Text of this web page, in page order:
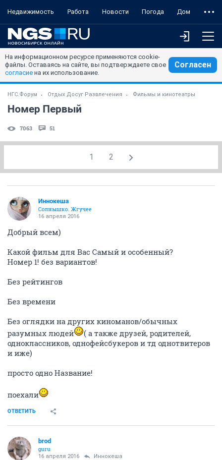
Недвижимость Работа Новости Погода Дом
На информационном ресурсе применяются cookie-
файлы. Оставаясь на сайте, вы подтверждаете свое
согласие на их использование.
Согласен
НГС.Форум Отдых Досуг Развлечения Фильмы и кинотеатры
Номер Первый
7063 51
1 2
Иннокеша
Солнышко. Жгучее
16 апреля 2016
Добрый всем)
Какой фильм для Вас Самый и особенный?
Номер 1! без вариантов!
Без рейтингов
Без времени
Без оглядки на других киноманов/обычных
разумных людей
( а также друзей, родителей,
одноклассников, однофейсбукеров и тд однотвитеров
и иже)
просто одно Название!
поехали
ОТВЕТИТЬ
brod
guru
16 апреля 2016 Иннокеша